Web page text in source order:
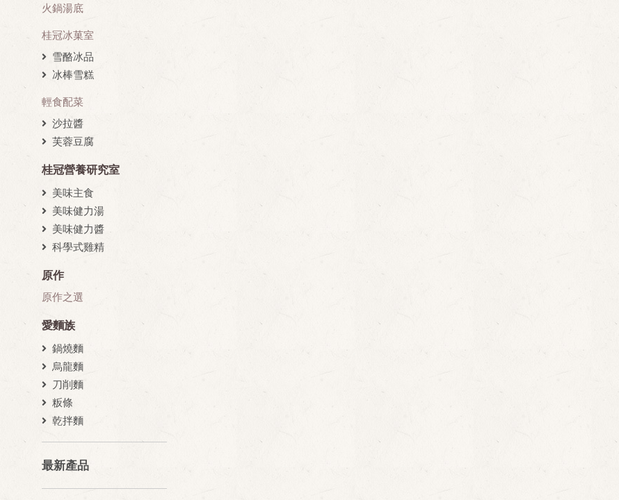
火鍋湯底
桂冠冰菓室
雪酪冰品
冰棒雪糕
輕食配菜
沙拉醬
芙蓉豆腐
桂冠營養研究室
美味主食
美味健力湯
美味健力醬
科學式雞精
原作
原作之選
愛麵族
鍋燒麵
烏龍麵
刀削麵
粄條
乾拌麵
最新產品